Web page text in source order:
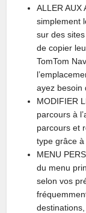
ALLER AUX
simplement
sur des
de copier
TomTom
ayez besoin
MODIFIER
parcours à
parcours et
type grâce
MENU
du menu
selon vos